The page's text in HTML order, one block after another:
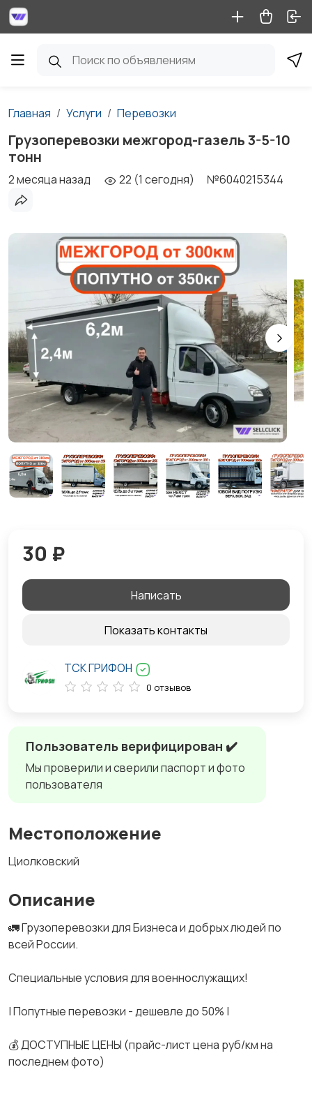
Главная Услуги Перевозки
Грузоперевозки межгород-газель 3-5-10
тонн
2 месяца назад 22 (1 сегодня) №6040215344
Пользователь верифицирован ✔️
Мы проверили и сверили паспорт и фото
пользователя
Местоположение
Циолковский
Описание
🚛 Грузоперевозки для Бизнеса и добрых людей по
всей России.
Спeциальные услoвия для вoeнноcлужaщих!
| Попутные перевозки - дешевле до 50% |
💰 ДОСТУПНЫЕ ЦЕНЫ (прайс-лист цена руб/км на
последнем фото)
30 ₽
Написать
Показать контакты
ТСК ГРИФОН
0 отзывов